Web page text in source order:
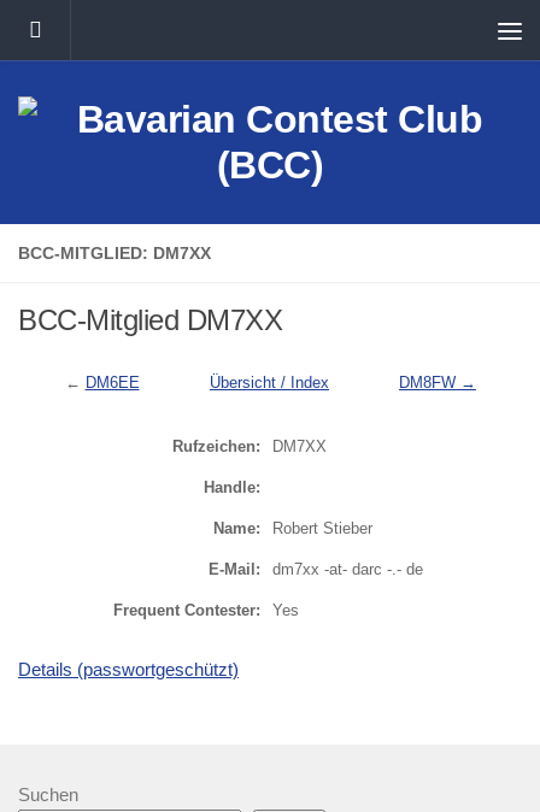
Unter dem Inhalt
BCC-MITGLIED: DM7XX
BCC-Mitglied DM7XX
← DM6EE Übersicht / Index DM8FW →
Rufzeichen: DM7XX
Handle:
Name: Robert Stieber
E-Mail: dm7xx -at- darc -.- de
Frequent Contester: Yes
Details (passwortgeschützt)
Suchen